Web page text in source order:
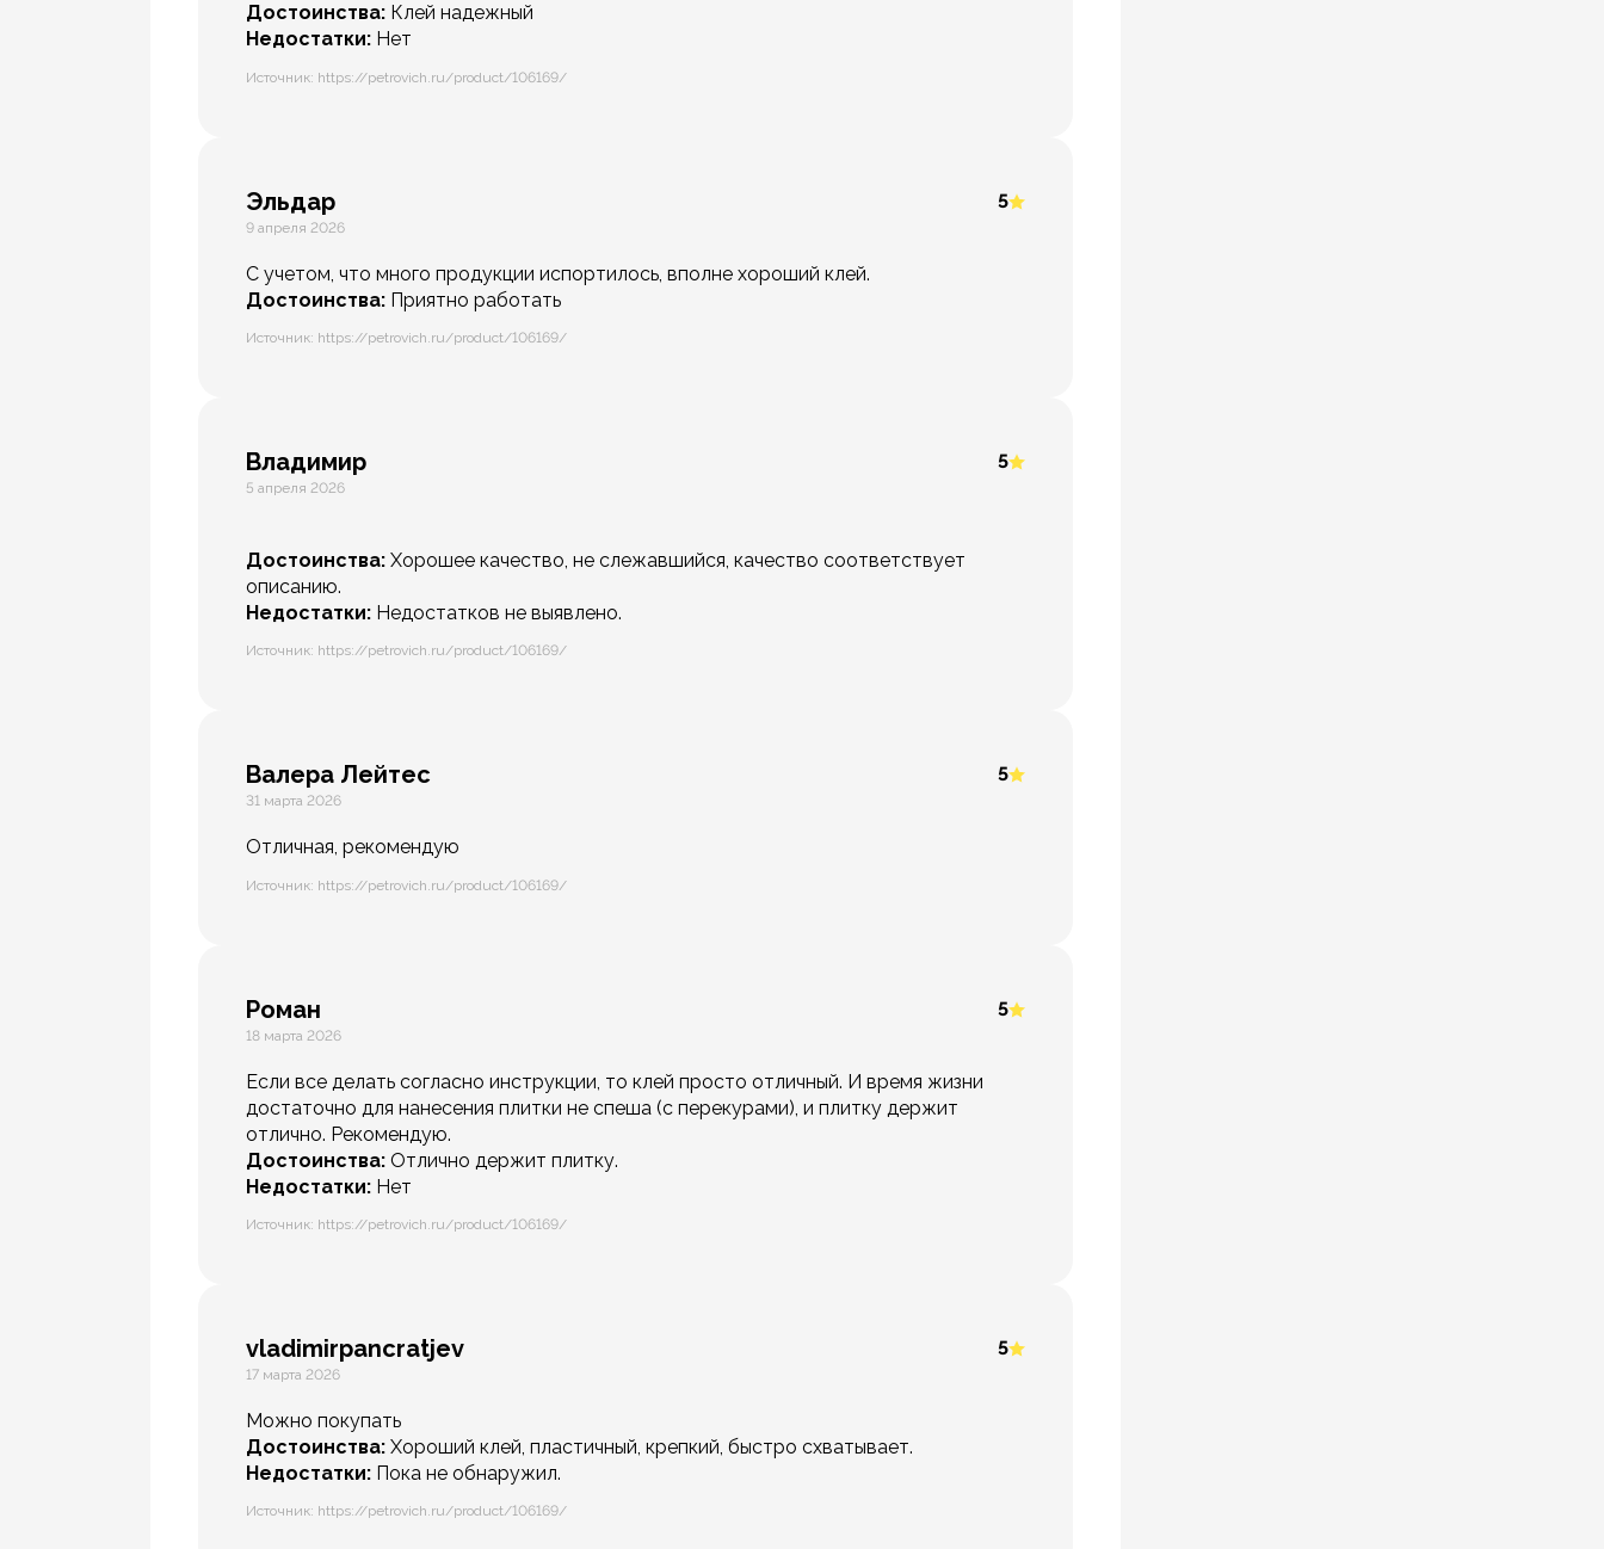
Достоинства: Клей надежный
Недостатки: Нет
Источник: https://petrovich.ru/product/106169/
Эльдар 5
9 апреля 2026
С учетом, что много продукции испортилось, вполне хороший клей.
Достоинства: Приятно работать
Источник: https://petrovich.ru/product/106169/
Владимир 5
5 апреля 2026
Достоинства: Хорошее качество, не слежавшийся, качество соответствует
описанию.
Недостатки: Недостатков не выявлено.
Источник: https://petrovich.ru/product/106169/
Валера Лейтес 5
31 марта 2026
Отличная, рекомендую
Источник: https://petrovich.ru/product/106169/
Роман 5
18 марта 2026
Если все делать согласно инструкции, то клей просто отличный. И время жизни
достаточно для нанесения плитки не спеша (с перекурами), и плитку держит
отлично. Рекомендую.
Достоинства: Отлично держит плитку.
Недостатки: Нет
Источник: https://petrovich.ru/product/106169/
vladimirpancratjev 5
17 марта 2026
Можно покупать
Достоинства: Хороший клей, пластичный, крепкий, быстро схватывает.
Недостатки: Пока не обнаружил.
Источник: https://petrovich.ru/product/106169/